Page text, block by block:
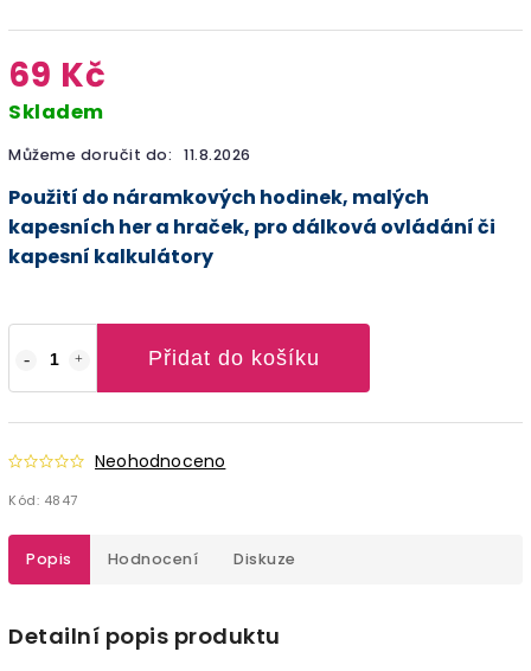
69 Kč
Skladem
Můžeme doručit do: 11.8.2026
Přidat do košíku
Neohodnoceno
Kód: 4847
Použití do náramkových hodinek, malých
kapesních her a hraček, pro dálková ovládání či
kapesní kalkulátory
Popis Hodnocení Diskuze
Detailní popis produktu